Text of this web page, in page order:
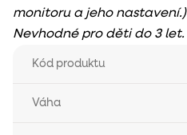
monitoru a jeho nastavení.)
Nevhodné pro děti do 3 let.
Kód produktu
Váha